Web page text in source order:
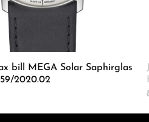
bill MEGA Solar Saphirglas
2020.02